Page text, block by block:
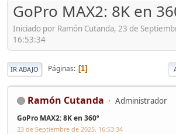
GoPro MAX2: 8K en
Iniciado por Ramón Cutanda, 23 de
16:53:34
IR ABAJO Páginas 1
Ramón Cutanda Administrador
GoPro MAX2: 8K en 360º
23 de Septiembre de 2025, 16:53:34